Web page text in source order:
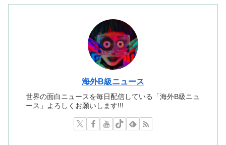
海外B級ニュース
世界の面白ニュースを毎日配信している「海外B級ニュ
ース」よろしくお願いします!!!